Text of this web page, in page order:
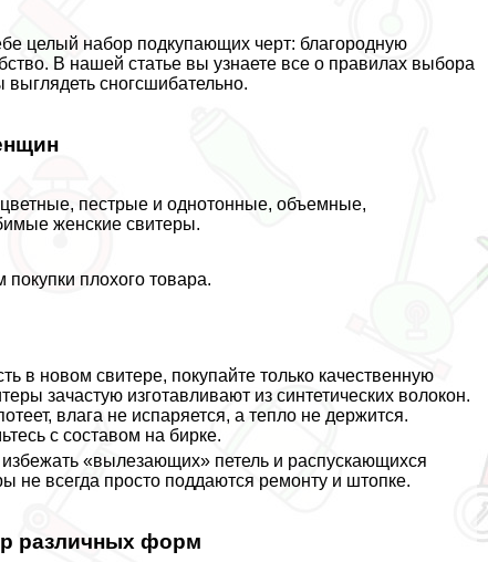
целый набор подкупающих черт: благородную
В нашей статье вы узнаете все о правилах выбора
выглядеть сногсшибательно.
пестрые и однотонные, объемные,
женские свитеры.
плохого товара.
в новом свитере, покупайте только качественную
зачастую изготавливают из синтетических волокон.
влага не испаряется, а тепло не держится.
с составом на бирке.
«вылезающих» петель и распускающихся
не всегда просто поддаются ремонту и штопке.
различных форм